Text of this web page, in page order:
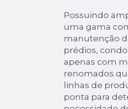
Possuindo
uma gama
manutenção
prédios,
apenas com
renomados
linhas de
ponta para